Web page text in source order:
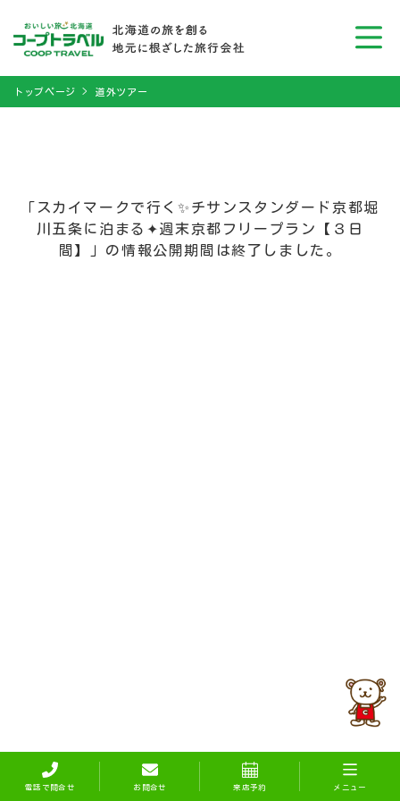
トップページ 道外ツアー
「スカイマークで行く✨️チサンスタンダード京都堀
川五条に泊まる✦週末京都フリープラン【３日
間】」の情報公開期間は終了しました。
電話で問合せ お問合せ 来店予約 メニュー